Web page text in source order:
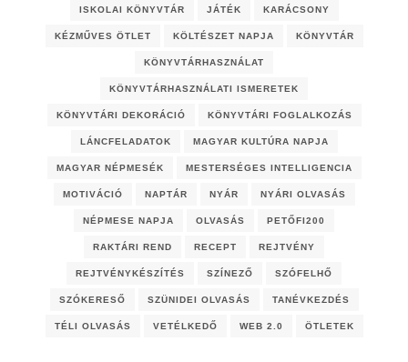
ISKOLAI KÖNYVTÁR JÁTÉK KARÁCSONY
KÉZMŰVES ÖTLET KÖLTÉSZET NAPJA KÖNYVTÁR
KÖNYVTÁRHASZNÁLAT
KÖNYVTÁRHASZNÁLATI ISMERETEK
KÖNYVTÁRI DEKORÁCIÓ KÖNYVTÁRI FOGLALKOZÁS
LÁNCFELADATOK MAGYAR KULTÚRA NAPJA
MAGYAR NÉPMESÉK MESTERSÉGES INTELLIGENCIA
MOTIVÁCIÓ NAPTÁR NYÁR NYÁRI OLVASÁS
NÉPMESE NAPJA OLVASÁS PETŐFI200
RAKTÁRI REND RECEPT REJTVÉNY
REJTVÉNYKÉSZÍTÉS SZÍNEZŐ SZÓFELHŐ
SZÓKERESŐ SZÜNIDEI OLVASÁS TANÉVKEZDÉS
TÉLI OLVASÁS VETÉLKEDŐ WEB 2.0 ÖTLETEK